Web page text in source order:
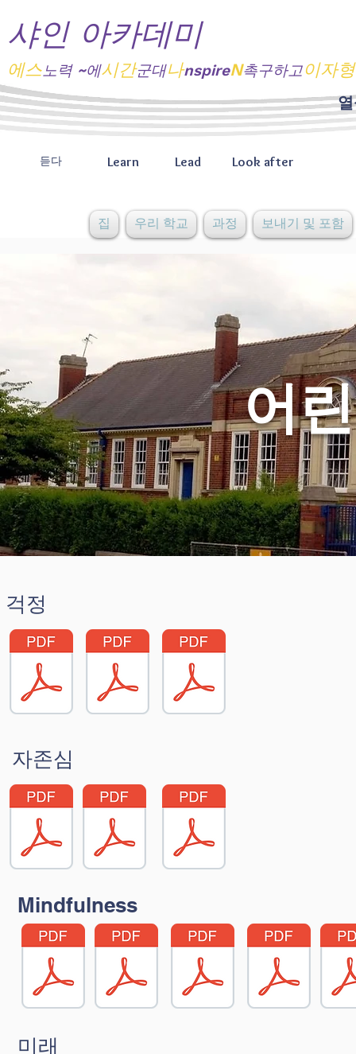
샤인 아카데미
에스노력 ~에시간군대나nspireN촉구하고이자형
듣다 Learn Lead Look after
집 우리 학교 과정 보내기 및 포함
어
걱정
자존심
Mindfulness
미래